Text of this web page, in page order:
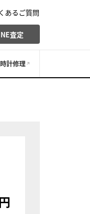
あるご質問
査定
計修理
円